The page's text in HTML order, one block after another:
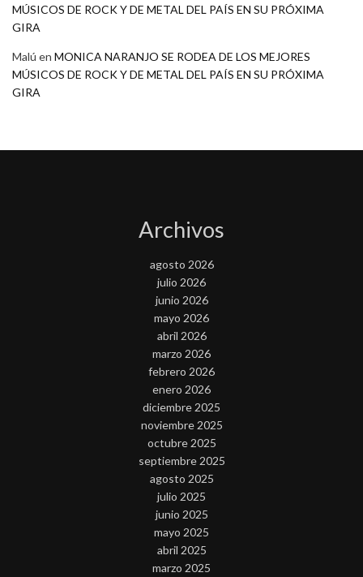
MÚSICOS DE ROCK Y DE METAL DEL PAÍS EN SU PRÓXIMA
GIRA
Malú en MONICA NARANJO SE RODEA DE LOS MEJORES
MÚSICOS DE ROCK Y DE METAL DEL PAÍS EN SU PRÓXIMA
GIRA
Archivos
agosto 2026
julio 2026
junio 2026
mayo 2026
abril 2026
marzo 2026
febrero 2026
enero 2026
diciembre 2025
noviembre 2025
octubre 2025
septiembre 2025
agosto 2025
julio 2025
junio 2025
mayo 2025
abril 2025
marzo 2025